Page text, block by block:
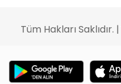
Tüm Hakları Saklıdır. |